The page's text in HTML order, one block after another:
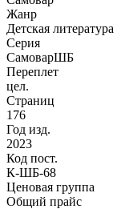
Жанр
Детская литература
Серия
СамоварШБ
Переплет
цел.
Страниц
176
Год изд.
2023
Код пост.
К-ШБ-68
Ценовая группа
Общий прайс